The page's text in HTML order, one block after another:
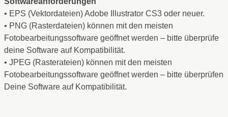
• EPS (Vektordateien) Adobe Illustrator CS3 oder neuer.
• PNG (Rasterdateien) können mit den meisten
Fotobearbeitungssoftware geöffnet werden – bitte überprüfe
deine Software auf Kompatibilität.
• JPEG (Rasterateien) können mit den meisten
Fotobearbeitungssoftware geöffnet werden – bitte überprüfen
Deine Software auf Kompatibilität.